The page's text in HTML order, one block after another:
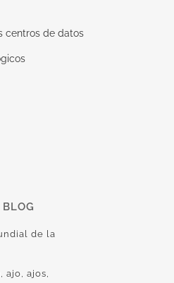
centros de datos
de la
ajo ajos